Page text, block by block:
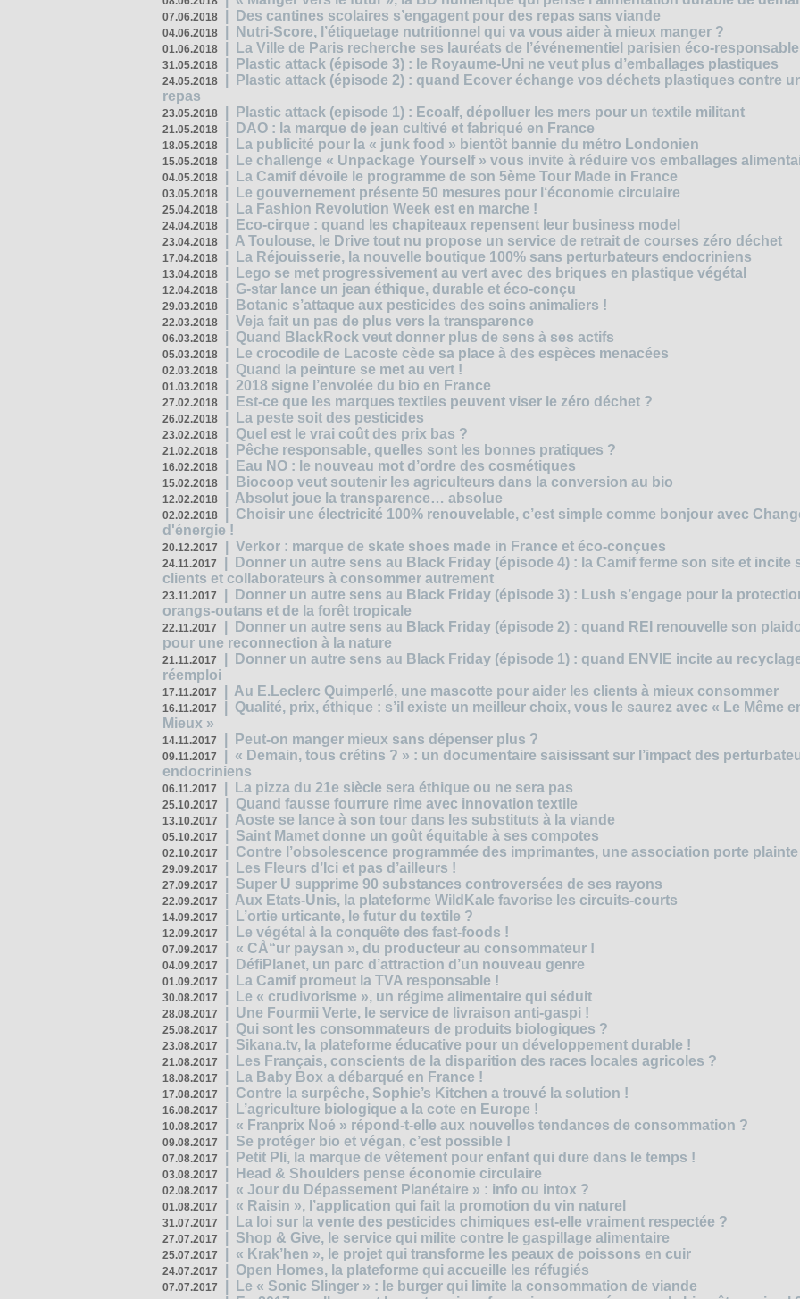
07.06.2018 Des cantines scolaires s’engagent pour des repas sans viande
04.06.2018 Nutri-Score, l’étiquetage nutritionnel qui va vous aider à mieux manger ?
01.06.2018 La Ville de Paris recherche ses lauréats de l’événementiel parisien éco-responsable
31.05.2018 Plastic attack (épisode 3) : le Royaume-Uni ne veut plus d’emballages plastiques
24.05.2018
Plastic attack (épisode 2) : quand Ecover échange vos déchets plastiques contre
repas
23.05.2018 Plastic attack (episode 1) : Ecoalf, dépolluer les mers pour un textile militant
21.05.2018 DAO : la marque de jean cultivé et fabriqué en France
18.05.2018 La publicité pour la « junk food » bientôt bannie du métro Londonien
15.05.2018 Le challenge « Unpackage Yourself » vous invite à réduire vos emballages
04.05.2018 La Camif dévoile le programme de son 5ème Tour Made in France
03.05.2018 Le gouvernement présente 50 mesures pour l‘économie circulaire
25.04.2018 La Fashion Revolution Week est en marche !
24.04.2018 Eco-cirque : quand les chapiteaux repensent leur business model
23.04.2018 A Toulouse, le Drive tout nu propose un service de retrait de courses zéro déchet
17.04.2018 La Réjouisserie, la nouvelle boutique 100% sans perturbateurs endocriniens
13.04.2018 Lego se met progressivement au vert avec des briques en plastique végétal
12.04.2018 G-star lance un jean éthique, durable et éco-conçu
29.03.2018 Botanic s’attaque aux pesticides des soins animaliers !
22.03.2018 Veja fait un pas de plus vers la transparence
06.03.2018 Quand BlackRock veut donner plus de sens à ses actifs
05.03.2018 Le crocodile de Lacoste cède sa place à des espèces menacées
02.03.2018 Quand la peinture se met au vert !
01.03.2018 2018 signe l’envolée du bio en France
27.02.2018 Est-ce que les marques textiles peuvent viser le zéro déchet ?
26.02.2018 La peste soit des pesticides
23.02.2018 Quel est le vrai coût des prix bas ?
21.02.2018 Pêche responsable, quelles sont les bonnes pratiques ?
16.02.2018 Eau NO : le nouveau mot d’ordre des cosmétiques
15.02.2018 Biocoop veut soutenir les agriculteurs dans la conversion au bio
12.02.2018 Absolut joue la transparence… absolue
02.02.2018
Choisir une électricité 100% renouvelable, c’est simple comme bonjour avec
d'énergie !
20.12.2017 Verkor : marque de skate shoes made in France et éco-conçues
24.11.2017
Donner un autre sens au Black Friday (épisode 4) : la Camif ferme son site et incite
clients et collaborateurs à consommer autrement
23.11.2017
Donner un autre sens au Black Friday (épisode 3) : Lush s’engage pour la
orangs-outans et de la forêt tropicale
22.11.2017
Donner un autre sens au Black Friday (épisode 2) : quand REI renouvelle son
pour une reconnection à la nature
21.11.2017
Donner un autre sens au Black Friday (épisode 1) : quand ENVIE incite au
réemploi
17.11.2017 Au E.Leclerc Quimperlé, une mascotte pour aider les clients à mieux consommer
16.11.2017
Qualité, prix, éthique : s’il existe un meilleur choix, vous le saurez avec « Le Même
Mieux »
14.11.2017 Peut-on manger mieux sans dépenser plus ?
09.11.2017
« Demain, tous crétins ? » : un documentaire saisissant sur l’impact des
endocriniens
06.11.2017 La pizza du 21e siècle sera éthique ou ne sera pas
25.10.2017 Quand fausse fourrure rime avec innovation textile
13.10.2017 Aoste se lance à son tour dans les substituts à la viande
05.10.2017 Saint Mamet donne un goût équitable à ses compotes
02.10.2017 Contre l’obsolescence programmée des imprimantes, une association porte plainte
29.09.2017 Les Fleurs d’Ici et pas d’ailleurs !
27.09.2017 Super U supprime 90 substances controversées de ses rayons
22.09.2017 Aux Etats-Unis, la plateforme WildKale favorise les circuits-courts
14.09.2017 L’ortie urticante, le futur du textile ?
12.09.2017 Le végétal à la conquête des fast-foods !
07.09.2017 « CÅ“ur paysan », du producteur au consommateur !
04.09.2017 DéfiPlanet, un parc d’attraction d’un nouveau genre
01.09.2017 La Camif promeut la TVA responsable !
30.08.2017 Le « crudivorisme », un régime alimentaire qui séduit
28.08.2017 Une Fourmii Verte, le service de livraison anti-gaspi !
25.08.2017 Qui sont les consommateurs de produits biologiques ?
23.08.2017 Sikana.tv, la plateforme éducative pour un développement durable !
21.08.2017 Les Français, conscients de la disparition des races locales agricoles ?
18.08.2017 La Baby Box a débarqué en France !
17.08.2017 Contre la surpêche, Sophie’s Kitchen a trouvé la solution !
16.08.2017 L’agriculture biologique a la cote en Europe !
10.08.2017 « Franprix Noé » répond-t-elle aux nouvelles tendances de consommation ?
09.08.2017 Se protéger bio et végan, c’est possible !
07.08.2017 Petit Pli, la marque de vêtement pour enfant qui dure dans le temps !
03.08.2017 Head & Shoulders pense économie circulaire
02.08.2017 « Jour du Dépassement Planétaire » : info ou intox ?
01.08.2017 « Raisin », l’application qui fait la promotion du vin naturel
31.07.2017 La loi sur la vente des pesticides chimiques est-elle vraiment respectée ?
27.07.2017 Shop & Give, le service qui milite contre le gaspillage alimentaire
25.07.2017 « Krak’hen », le projet qui transforme les peaux de poissons en cuir
24.07.2017 Open Homes, la plateforme qui accueille les réfugiés
07.07.2017 Le « Sonic Slinger » : le burger qui limite la consommation de viande